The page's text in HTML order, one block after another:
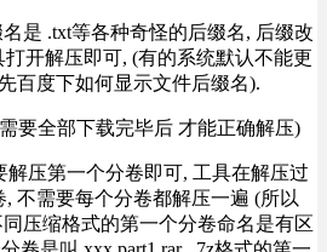
是 .txt等各种奇怪的后缀名, 后缀改
打开解压即可, (有的系统默认不能更
百度下如何显示文件后缀名).
要全部下载完毕后 才能正确解压)
解压第一个分卷即可, 工具在解压过
不需要每个分卷都解压一遍 (所以
压缩格式的第一个分卷命名是有区